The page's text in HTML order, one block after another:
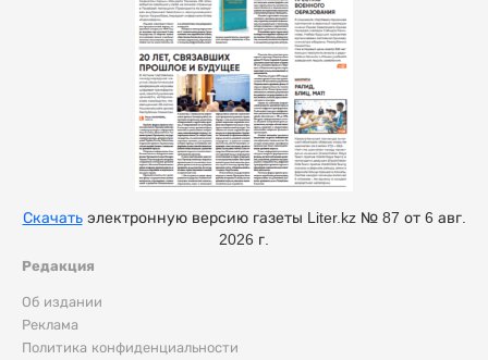
Редакция
Об издании
Реклама
Политика конфиденциальности
Скачатьэлектронную версию газеты Liter.kz № 87 от 6 авг.
2026 г.